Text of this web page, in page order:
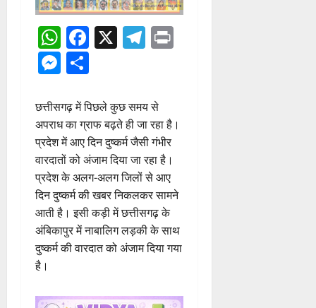
WhatsApp
Facebook
X Telegram
Messenger
छत्तीसगढ़ में पिछले कुछ समय से
अपराध का ग्राफ बढ़ते ही जा रहा है।
प्रदेश में आए दिन दुष्कर्म जैसी गंभीर
वारदातों को अंजाम दिया जा रहा है।
प्रदेश के अलग-अलग जिलों से आए
दिन दुष्कर्म की खबर निकलकर सामने
आती है। इसी कड़ी में छत्तीसगढ़ के
अंबिकापुर में नाबालिग लड़की के साथ
दुष्कर्म की वारदात को अंजाम दिया गया
है।